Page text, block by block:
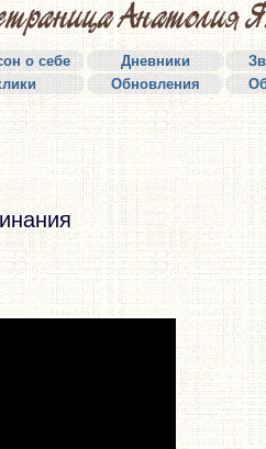
о себе Дневники
Обновления